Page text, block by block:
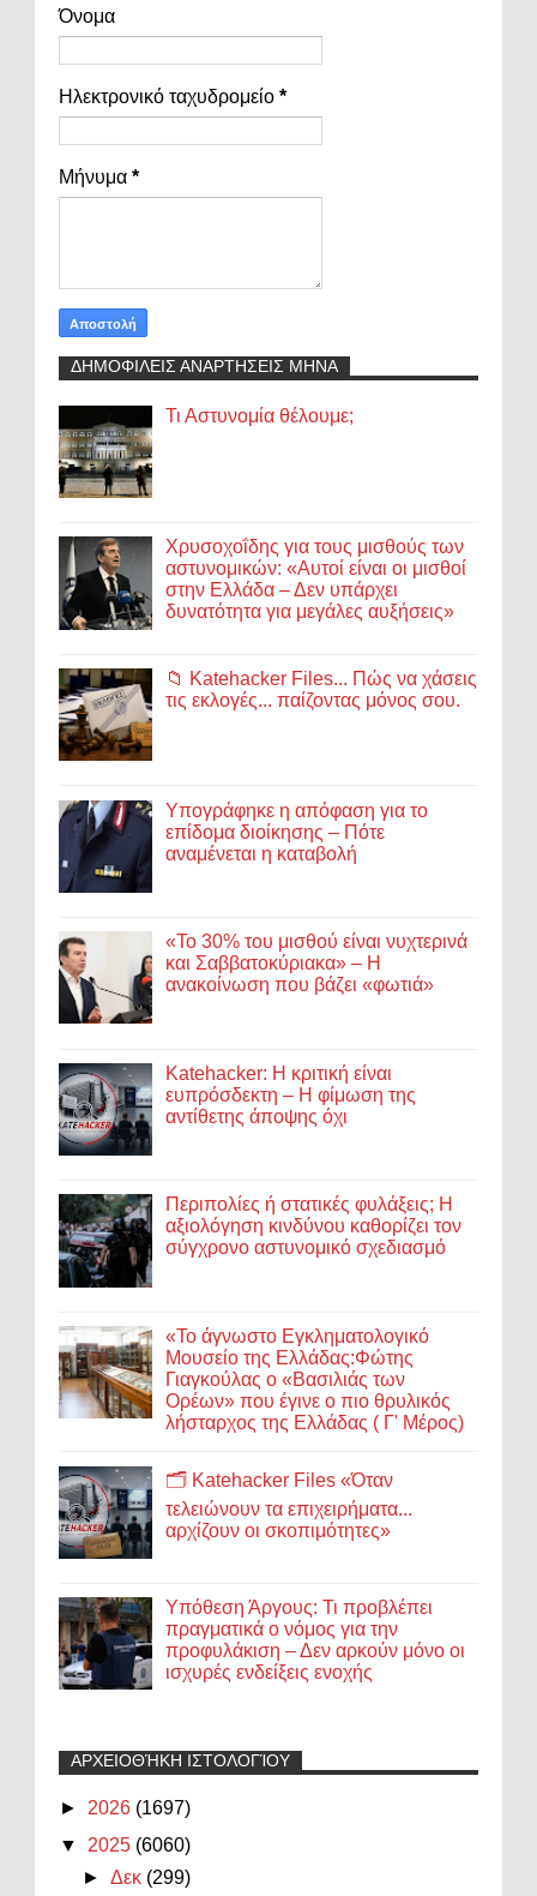
Όνομα
Ηλεκτρονικό ταχυδρομείο *
Μήνυμα *
ΔΗΜΟΦΙΛΕΙΣ ΑΝΑΡΤΗΣΕΙΣ ΜΗΝΑ
Τι Αστυνομία θέλουμε;
Χρυσοχοΐδης για τους μισθούς των
αστυνομικών: «Αυτοί είναι οι μισθοί
στην Ελλάδα – Δεν υπάρχει
δυνατότητα για μεγάλες αυξήσεις»
📁 Katehacker Files... Πώς να χάσεις
τις εκλογές... παίζοντας μόνος σου.
Υπογράφηκε η απόφαση για το
επίδομα διοίκησης – Πότε
αναμένεται η καταβολή
«Το 30% του μισθού είναι νυχτερινά
και Σαββατοκύριακα» – Η
ανακοίνωση που βάζει «φωτιά»
Katehacker: Η κριτική είναι
ευπρόσδεκτη – Η φίμωση της
αντίθετης άποψης όχι
Περιπολίες ή στατικές φυλάξεις; Η
αξιολόγηση κινδύνου καθορίζει τον
σύγχρονο αστυνομικό σχεδιασμό
«Το άγνωστο Εγκληματολογικό
Μουσείο της Ελλάδας:Φώτης
Γιαγκούλας ο «Βασιλιάς των
Ορέων» που έγινε ο πιο θρυλικός
λήσταρχος της Ελλάδας ( Γ' Μέρος)
🗂️ Katehacker Files «Όταν
τελειώνουν τα επιχειρήματα...
αρχίζουν οι σκοπιμότητες»
Υπόθεση Άργους: Τι προβλέπει
πραγματικά ο νόμος για την
προφυλάκιση – Δεν αρκούν μόνο οι
ισχυρές ενδείξεις ενοχής
ΑΡΧΕΙΟΘΉΚΗ ΙΣΤΟΛΟΓΊΟΥ
► 2026 (1697)
▼ 2025 (6060)
►Δεκ (299)